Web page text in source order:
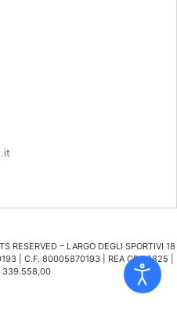
RESERVED – LARGO DEGLI SPORTIVI 18
| C.F. 80005870193 | REA CR 98825 |
339.558,00